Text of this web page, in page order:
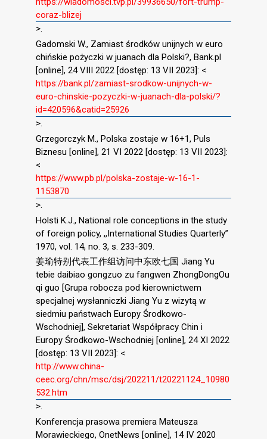
coraz-blizej
>.
Gadomski W., Zamiast środków unijnych w euro
chińskie pożyczki w juanach dla Polski?, Bank.pl
[online], 24 VIII 2022 [dostęp: 13 VII 2023]: <
https://bank.pl/zamiast-srodkow-unijnych-w-
euro-chinskie-pozyczki-w-juanach-dla-polski/?
id=420596&catid=25926
>.
Grzegorczyk M., Polska zostaje w 16+1, Puls
Biznesu [online], 21 VI 2022 [dostęp: 13 VII 2023]:
<
https://www.pb.pl/polska-zostaje-w-16-1-
1153870
>.
Holsti K.J., National role conceptions in the study
of foreign policy, ,,International Studies Quarterly”
1970, vol. 14, no. 3, s. 233-309.
姜瑜特别代表工作组访问中东欧七国 Jiang Yu
tebie daibiao gongzuo zu fangwen ZhongDongOu
qi guo [Grupa robocza pod kierownictwem
specjalnej wysłanniczki Jiang Yu z wizytą w
siedmiu państwach Europy Środkowo-
Wschodniej], Sekretariat Współpracy Chin i
Europy Środkowo-Wschodniej [online], 24 XI 2022
[dostęp: 13 VII 2023]: <
http://www.china-
ceec.org/chn/msc/dsj/202211/t20221124_10980
532.htm
>.
Konferencja prasowa premiera Mateusza
Morawieckiego, OnetNews [online], 14 IV 2020